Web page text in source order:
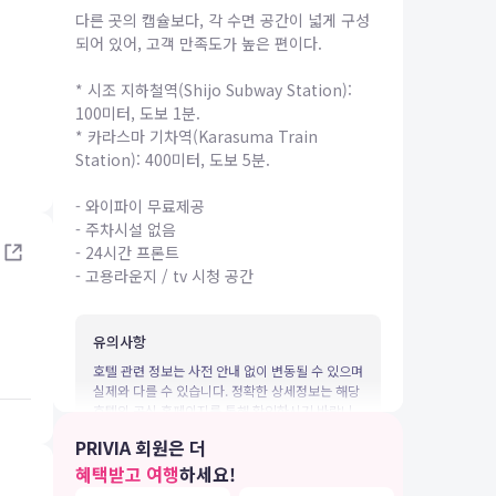
다른 곳의 캡슐보다, 각 수면 공간이 넓게 구성
되어 있어, 고객 만족도가 높은 편이다.
* 시조 지하철역(Shijo Subway Station):
100미터, 도보 1분.
* 카라스마 기차역(Karasuma Train
Station): 400미터, 도보 5분.
- 와이파이 무료제공
- 주차시설 없음
- 24시간 프론트
- 고용라운지 / tv 시청 공간
유의사항
호텔 관련 정보는 사전 안내 없이 변동될 수 있으며
실제와 다를 수 있습니다. 정확한 상세정보는 해당
호텔의 공식 홈페이지를 통해 확인하시기 바랍니
PRIVIA 회원은 더
혜택받고 여행하세요!